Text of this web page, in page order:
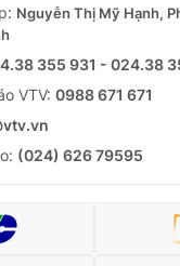
Nguyễn Thị Mỹ Hạnh,
355 931 - 024.38
VTV: 0988 671 671
(024) 626 79595